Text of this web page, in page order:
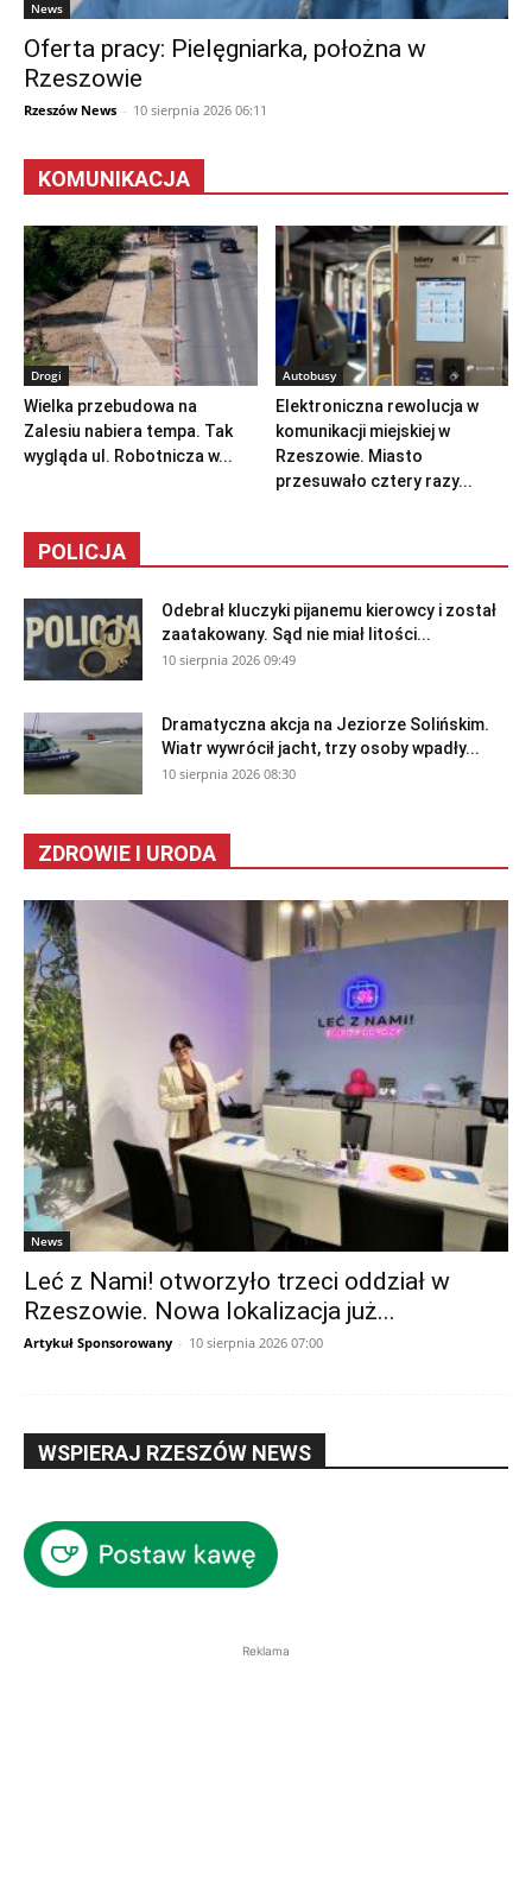
News
Oferta pracy: Pielęgniarka, położna w
Rzeszowie
Rzeszów News - 10 sierpnia 2026 06:11
KOMUNIKACJA
Drogi
Wielka przebudowa na
Zalesiu nabiera tempa. Tak
wygląda ul. Robotnicza w...
Autobusy
Elektroniczna rewolucja w
komunikacji miejskiej w
Rzeszowie. Miasto
przesuwało cztery razy...
POLICJA
Odebrał kluczyki pijanemu kierowcy i został
zaatakowany. Sąd nie miał litości...
10 sierpnia 2026 09:49
Dramatyczna akcja na Jeziorze Solińskim.
Wiatr wywrócił jacht, trzy osoby wpadły...
10 sierpnia 2026 08:30
ZDROWIE I URODA
News
Leć z Nami! otworzyło trzeci oddział w
Rzeszowie. Nowa lokalizacja już...
Artykuł Sponsorowany - 10 sierpnia 2026 07:00
WSPIERAJ RZESZÓW NEWS
Reklama